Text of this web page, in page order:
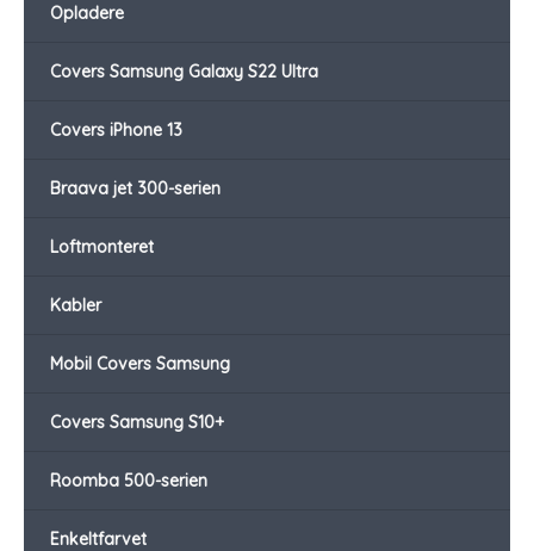
Opladere
Covers Samsung Galaxy S22 Ultra
Covers iPhone 13
Braava jet 300-serien
Loftmonteret
Kabler
Mobil Covers Samsung
Covers Samsung S10+
Roomba 500-serien
Enkeltfarvet